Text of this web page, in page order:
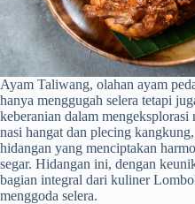
Ayam Taliwang, olahan ayam
hanya menggugah selera tetapi
keberanian dalam mengeksplorasi
nasi hangat dan plecing
hidangan yang menciptakan
segar. Hidangan ini, dengan
bagian integral dari kuliner
menggoda selera.